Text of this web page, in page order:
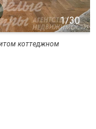
коттеджном